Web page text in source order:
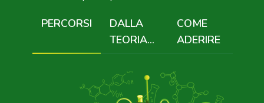
PERCORSI
DALLA
TEORIA...
COME
ADERIRE